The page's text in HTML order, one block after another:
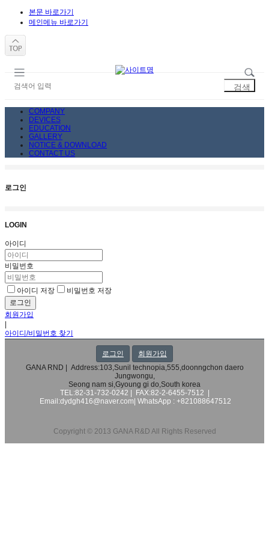
본문 바로가기
메인메뉴 바로가기
COMPANY
DEVICES
EDUCATION
GALLERY
NOTICE & DOWNLOAD
CONTACT US
로그인
LOGIN
아이디
비밀번호
아이디 저장 비밀번호 저장
회원가입
아이디/비밀번호 찾기
로그인
회원가입
GANA RND | Address:103,Sunil technopia,555,doonngchon daero
Jungwongu,
Seong nam si,Gyoung gi do,South korea
TEL:82-31-732-0242 | FAX:82-2-6455-7512 |
Email:dydgh416@naver.com| WhatsApp : +821088647512
Copyright © 2013 GANA R&D All Rights Reserved